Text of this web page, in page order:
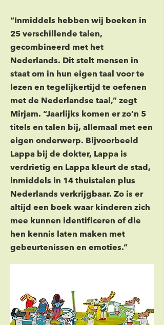
“Inmiddels hebben wij boeken in
25 verschillende talen,
gecombineerd met het
Nederlands. Dit stelt mensen in
staat om in hun eigen taal voor te
lezen en tegelijkertijd te oefenen
met de Nederlandse taal,” zegt
Mirjam. “Jaarlijks komen er zo’n 5
titels en talen bij, allemaal met een
eigen onderwerp. Bijvoorbeeld
Lappa bij de dokter, Lappa is
verdrietig en Lappa kleurt de stad,
inmiddels in 14 thuistalen plus
Nederlands verkrijgbaar. Zo is er
altijd een boek waar kinderen zich
mee kunnen identificeren of die
hen kennis laten maken met
gebeurtenissen en emoties.”